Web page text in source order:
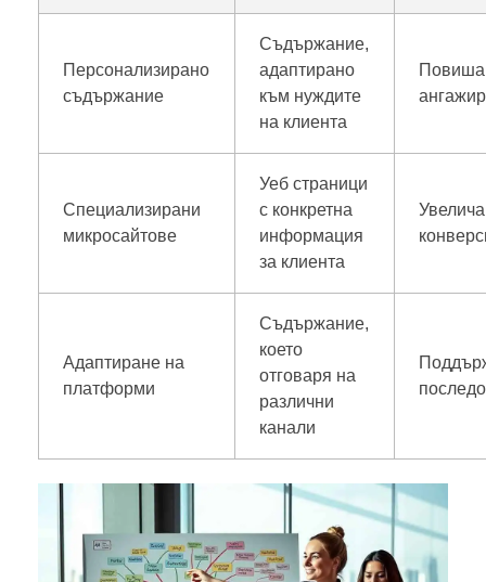
Персонализирано
съдържание
Съдържание,
адаптирано
към нуждите
на клиента
Специализирани
микросайтове
Уеб страници
с конкретна
информация
за клиента
Адаптиране на
платформи
Съдържание,
което
отговаря на
различни
канали